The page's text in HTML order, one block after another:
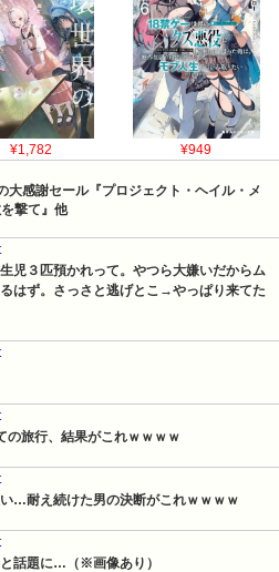
¥1,782 ¥949
大感謝セール『プロジェクト・ヘイル・メ
撃て』他
児３匹預かれって。やつら大嫌いだからム
はず。さっさと逃げとこ→やっぱり来てた
の旅行、結果がこれｗｗｗｗ
…耐え続けた男の決断がこれｗｗｗｗ
話題に…（※画像あり）